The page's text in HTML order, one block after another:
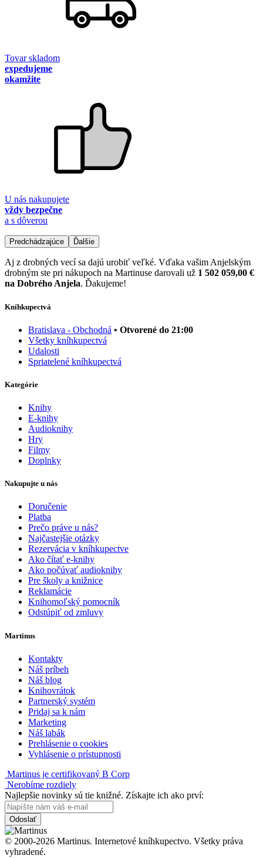
Tovar skladom
expedujeme
okamžite
U nás nakupujete
vždy bezpečne
a s dôverou
Predchádzajúce Ďalšie
Aj z drobných vecí sa dajú urobiť veľké. Vďaka vašim Anjelským
drobným ste pri nákupoch na Martinuse darovali už 1 502 059,00 €
na Dobrého Anjela. Ďakujeme!
Kníhkupectvá
Bratislava - Obchodná • Otvorené do 21:00
Všetky kníhkupectvá
Udalosti
Spriatelené kníhkupectvá
Kategórie
Knihy
E-knihy
Audioknihy
Hry
Filmy
Doplnky
Nakupujte u nás
Doručenie
Platba
Prečo práve u nás?
Najčastejšie otázky
Rezervácia v kníhkupectve
Ako čítať e-knihy
Ako počúvať audioknihy
Pre školy a knižnice
Reklamácie
Knihomoľský pomocník
Odstúpiť od zmluvy
Martinus
Kontakty
Náš príbeh
Náš blog
Knihovrátok
Partnerský systém
Pridaj sa k nám
Marketing
Náš labák
Prehlásenie o cookies
Vyhlásenie o prístupnosti
Martinus je certifikovaný B Corp
Nerobíme rozdiely
Najlepšie novinky sú tie knižné. Získajte ich ako prví:
Odoslať
© 2000-2026 Martinus. Internetové kníhkupectvo. Všetky práva
vyhradené.